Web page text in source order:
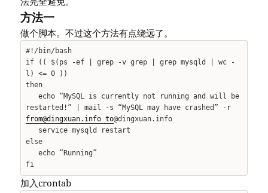
方法一
做个脚本。不过这个方法有点绕远了。
#!/bin/bash
if (( $(ps -ef | grep -v grep | grep mysqld | wc -
l) <= 0 ))
then
echo “MySQL is currently not running and will be
restarted!” | mail -s “MySQL may have crashed” -r
from@dingxuan.info to@dingxuan.info
service mysqld restart
else
echo “Running”
fi
加入crontab